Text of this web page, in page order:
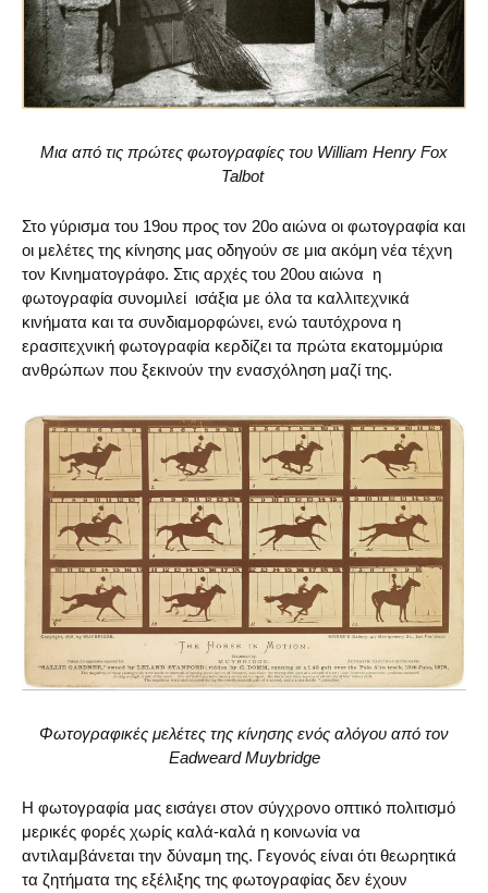
Μια από τις πρώτες φωτογραφίες του William Henry Fox
Talbot
Στο γύρισμα του 19ου προς τον 20ο αιώνα οι φωτογραφία και
οι μελέτες της κίνησης μας οδηγούν σε μια ακόμη νέα τέχνη
τον Κινηματογράφο. Στις αρχές του 20ου αιώνα η
φωτογραφία συνομιλεί ισάξια με όλα τα καλλιτεχνικά
κινήματα και τα συνδιαμορφώνει, ενώ ταυτόχρονα η
ερασιτεχνική φωτογραφία κερδίζει τα πρώτα εκατομμύρια
ανθρώπων που ξεκινούν την ενασχόληση μαζί της.
Φωτογραφικές μελέτες της κίνησης ενός αλόγου από τον
Eadweard Muybridge
Η φωτογραφία μας εισάγει στον σύγχρονο οπτικό πολιτισμό
μερικές φορές χωρίς καλά-καλά η κοινωνία να
αντιλαμβάνεται την δύναμη της. Γεγονός είναι ότι θεωρητικά
τα ζητήματα της εξέλιξης της φωτογραφίας δεν έχουν